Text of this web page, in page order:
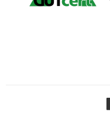
Duurzaamheid